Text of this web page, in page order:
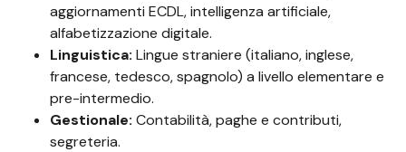
aggiornamenti ECDL, intelligenza artificiale,
alfabetizzazione digitale.
Linguistica: Lingue straniere (italiano, inglese,
francese, tedesco, spagnolo) a livello elementare e
pre-intermedio.
Gestionale: Contabilità, paghe e contributi,
segreteria.